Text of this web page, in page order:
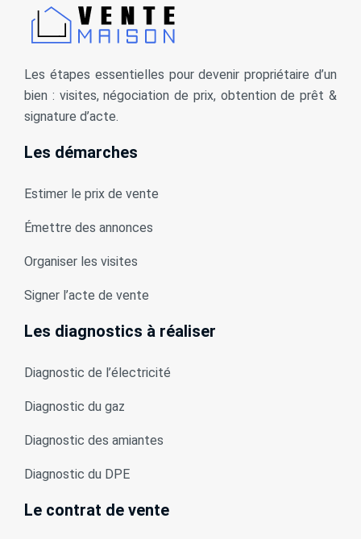
Les étapes essentielles pour devenir propriétaire d’un
bien : visites, négociation de prix, obtention de prêt &
signature d’acte.
Les démarches
Estimer le prix de vente
Émettre des annonces
Organiser les visites
Signer l’acte de vente
Les diagnostics à réaliser
Diagnostic de l’électricité
Diagnostic du gaz
Diagnostic des amiantes
Diagnostic du DPE
Le contrat de vente